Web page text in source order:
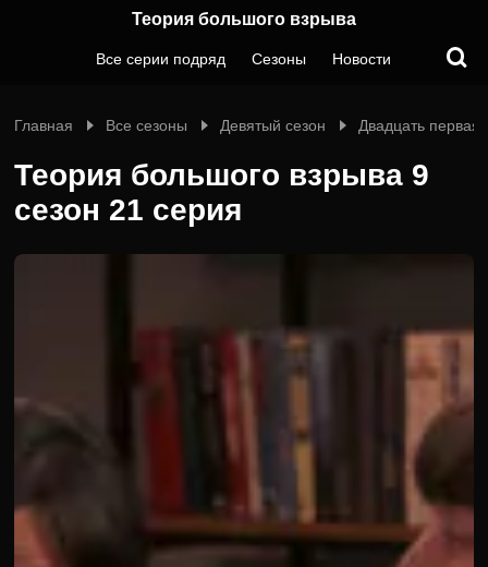
Теория большого взрыва
Все серии подряд Сезоны Новости
Главная Все сезоны Девятый сезон Двадцать первая
Теория большого взрыва 9
сезон 21 серия